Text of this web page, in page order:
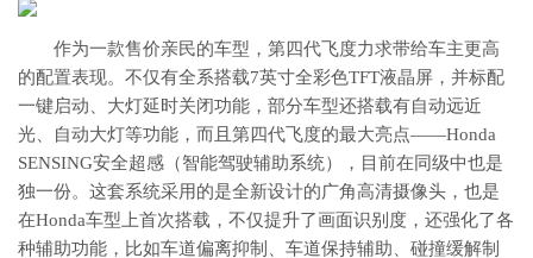
作为一款售价亲民的车型，第四代飞度力求带给车主更高
的配置表现。不仅有全系搭载7英寸全彩色TFT液晶屏，并标配
一键启动、大灯延时关闭功能，部分车型还搭载有自动远近
光、自动大灯等功能，而且第四代飞度的最大亮点——Honda
SENSING安全超感（智能驾驶辅助系统），目前在同级中也是
独一份。这套系统采用的是全新设计的广角高清摄像头，也是
在Honda车型上首次搭载，不仅提升了画面识别度，还强化了各
种辅助功能，比如车道偏离抑制、车道保持辅助、碰撞缓解制